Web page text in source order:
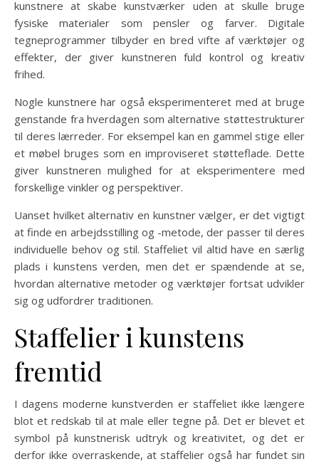
kunstnere at skabe kunstværker uden at skulle bruge
fysiske materialer som pensler og farver. Digitale
tegneprogrammer tilbyder en bred vifte af værktøjer og
effekter, der giver kunstneren fuld kontrol og kreativ
frihed.
Nogle kunstnere har også eksperimenteret med at bruge
genstande fra hverdagen som alternative støttestrukturer
til deres lærreder. For eksempel kan en gammel stige eller
et møbel bruges som en improviseret støtteflade. Dette
giver kunstneren mulighed for at eksperimentere med
forskellige vinkler og perspektiver.
Uanset hvilket alternativ en kunstner vælger, er det vigtigt
at finde en arbejdsstilling og -metode, der passer til deres
individuelle behov og stil. Staffeliet vil altid have en særlig
plads i kunstens verden, men det er spændende at se,
hvordan alternative metoder og værktøjer fortsat udvikler
sig og udfordrer traditionen.
Staffelier i kunstens
fremtid
I dagens moderne kunstverden er staffeliet ikke længere
blot et redskab til at male eller tegne på. Det er blevet et
symbol på kunstnerisk udtryk og kreativitet, og det er
derfor ikke overraskende, at staffelier også har fundet sin